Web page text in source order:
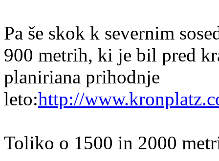
Pa še skok k severnim
900 metrih, ki je bil pred
planiriana prihodnje
leto:http://
Toliko o 1500 in 2000